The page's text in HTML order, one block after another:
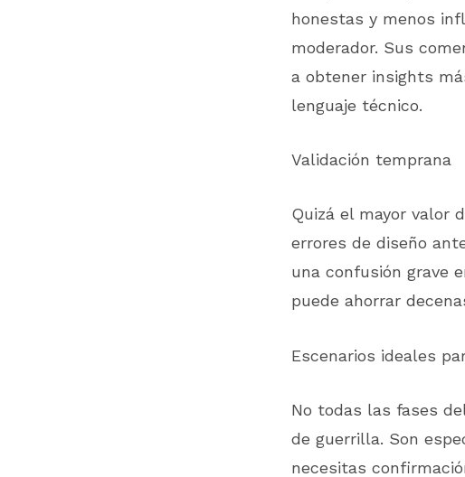
honestas y menos
moderador. Sus
a obtener insights
lenguaje técnico.
Validación temprana
Quizá el mayor valor
errores de diseño
una confusión grave
puede ahorrar
Escenarios ideales
No todas las fases
de guerrilla. Son
necesitas